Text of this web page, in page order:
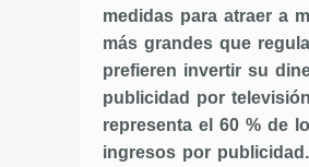
medidas para atraer a
más grandes que
prefieren invertir su
publicidad por
representa el 60 % de
ingresos por publicidad.